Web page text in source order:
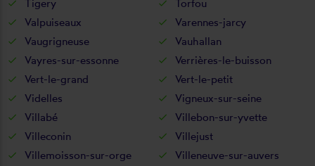
Tigery
Torfou
Valpuiseaux
Varennes-jarcy
Vaugrigneuse
Vauhallan
Vayres-sur-essonne
Verrières-le-buisson
Vert-le-grand
Vert-le-petit
Videlles
Vigneux-sur-seine
Villabé
Villebon-sur-yvette
Villeconin
Villejust
Villemoisson-sur-orge
Villeneuve-sur-auvers